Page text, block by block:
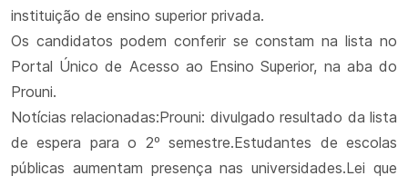
instituição de ensino superior privada.
Os candidatos podem conferir se constam na lista no
Portal Único de Acesso ao Ensino Superior, na aba do
Prouni.
Notícias relacionadas:Prouni: divulgado resultado da lista
de espera para o 2º semestre.Estudantes de escolas
públicas aumentam presença nas universidades.Lei que